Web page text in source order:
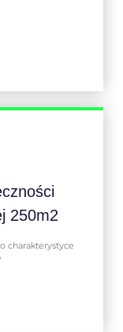
250m2
charakterystyce